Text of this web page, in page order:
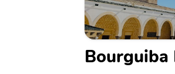
Bourguiba